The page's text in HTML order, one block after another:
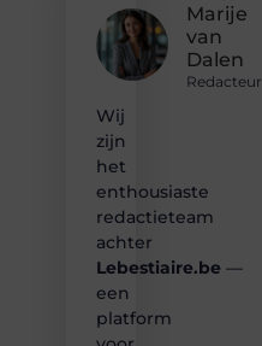
Marije
van
Dalen
Redacteur
Wij
zijn
het
enthousiaste
redactieteam
achter
Lebestiaire.be —
een
platform